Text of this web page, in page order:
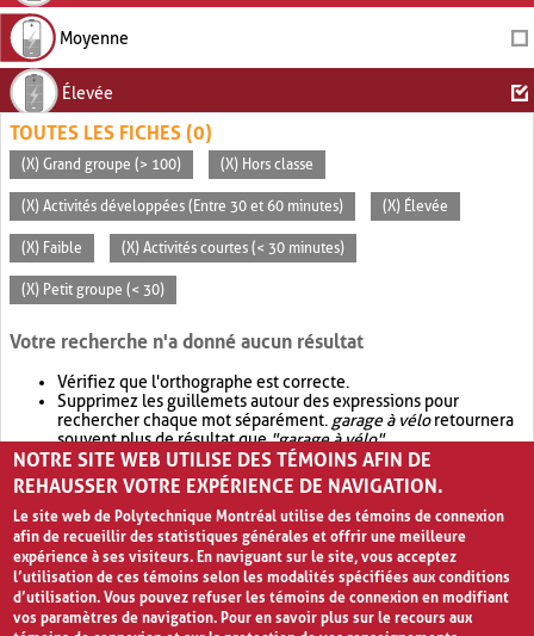
Moyenne
Élevée
TOUTES LES FICHES (0)
(X) Grand groupe (> 100) (X) Hors classe
(X) Activités développées (Entre 30 et 60 minutes) (X) Élevée
(X) Faible (X) Activités courtes (< 30 minutes)
(X) Petit groupe (< 30)
Votre recherche n'a donné aucun résultat
Vérifiez que l'orthographe est correcte.
Supprimez les guillemets autour des expressions pour
rechercher chaque mot séparément. garage à véloretournera
souvent plus de résultat que"garage à vélo".
Envisagez d'élargir votre recherche avec OR.garage OR vélo
retournera souvent plus de résultat quegarage à vélo
NOTRE SITE WEB UTILISE DES TÉMOINS AFIN DE
REHAUSSER VOTRE EXPÉRIENCE DE NAVIGATION.
Le site web de Polytechnique Montréal utilise des témoins de connexion
afin de recueillir des statistiques générales et offrir une meilleure
expérience à ses visiteurs. En naviguant sur le site, vous acceptez
l’utilisation de ces témoins selon les modalités spécifiées aux conditions
d’utilisation. Vous pouvez refuser les témoins de connexion en modifiant
vos paramètres de navigation. Pour en savoir plus sur le recours aux